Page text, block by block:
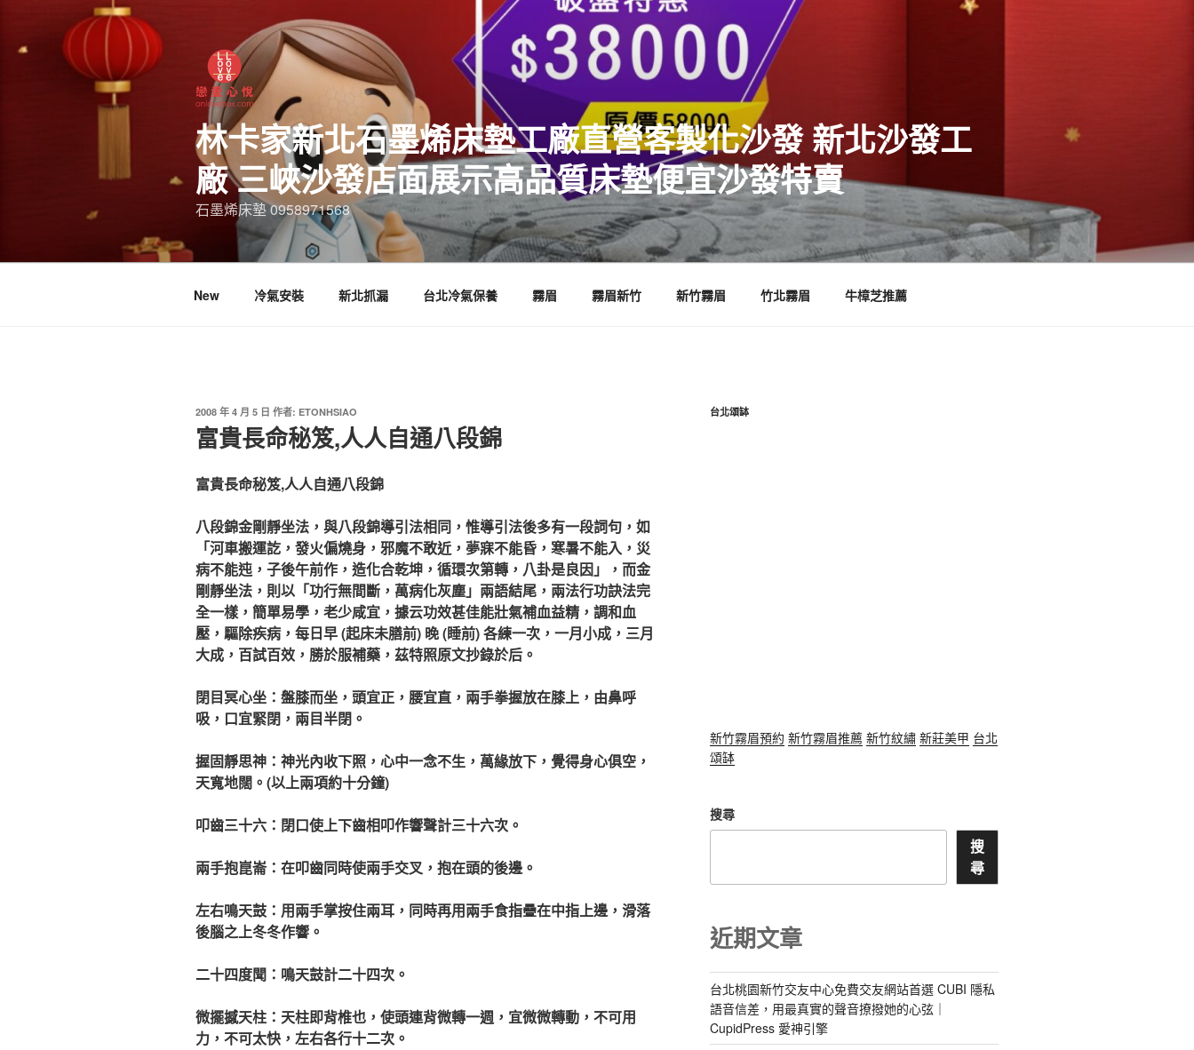
林卡家新北石墨烯床墊工廠直營客製化沙發 新北沙發工
廠 三峽沙發店面展示高品質床墊便宜沙發特賣
石墨烯床墊 0958971568
New 冷氣安裝 新北抓漏 台北冷氣保養 霧眉 霧眉新竹 新竹霧眉 竹北霧眉 牛樟芝推薦
2008 年 4 月 5 日 作者: ETONHSIAO
富貴長命秘笈,人人自通八段錦
富貴長命秘笈,人人自通八段錦
八段錦金剛靜坐法，與八段錦導引法相同，惟導引法後多有一段詞句，如
「河車搬運訖，發火偏燒身，邪魔不敢近，夢寐不能昏，寒暑不能入，災
病不能迍，子後午前作，造化合乾坤，循環次第轉，八卦是良因」，而金
剛靜坐法，則以「功行無間斷，萬病化灰塵」兩語結尾，兩法行功訣法完
全一樣，簡單易學，老少咸宜，據云功效甚佳能壯氣補血益精，調和血
壓，驅除疾病，每日早 (起床未膳前) 晚 (睡前) 各練一次，一月小成，三月
大成，百試百效，勝於服補藥，茲特照原文抄錄於后。
閉目冥心坐：盤膝而坐，頭宜正，腰宜直，兩手拳握放在膝上，由鼻呼
吸，口宜緊閉，兩目半閉。
握固靜思神：神光內收下照，心中一念不生，萬緣放下，覺得身心俱空，
天寬地闊。(以上兩項約十分鐘)
叩齒三十六：閉口使上下齒相叩作響聲計三十六次。
兩手抱崑崙：在叩齒同時使兩手交叉，抱在頭的後邊。
左右鳴天鼓：用兩手掌按住兩耳，同時再用兩手食指疊在中指上邊，滑落
後腦之上冬冬作響。
二十四度聞：鳴天鼓計二十四次。
微擺撼天柱：天柱即背椎也，使頭連背微轉一週，宜微微轉動，不可用
力，不可太快，左右各行十二次。
台北頌缽
新竹霧眉預約 新竹霧眉推薦 新竹紋繡 新莊美甲 台北
頌缽
搜尋
搜
尋
近期文章
台北桃園新竹交友中心免費交友網站首選 CUBI 隱私
語音信差，用最真實的聲音撩撥她的心弦｜
CupidPress 愛神引擎